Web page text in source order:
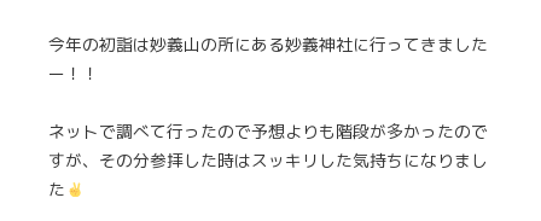
今年の初詣は妙義山の所にある妙義神社に行ってきました
ー！！
ネットで調べて行ったので予想よりも階段が多かったので
すが、その分参拝した時はスッキリした気持ちになりまし
た